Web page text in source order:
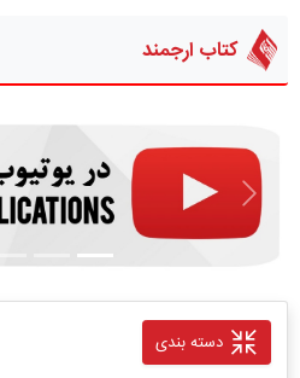
کتاب ارجمند
قبلی
دسته بندی